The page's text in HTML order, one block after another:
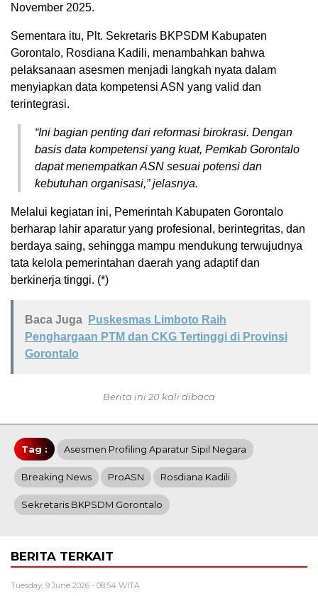
November 2025.
Sementara itu, Plt. Sekretaris BKPSDM Kabupaten
Gorontalo, Rosdiana Kadili, menambahkan bahwa
pelaksanaan asesmen menjadi langkah nyata dalam
menyiapkan data kompetensi ASN yang valid dan
terintegrasi.
“Ini bagian penting dari reformasi birokrasi. Dengan
basis data kompetensi yang kuat, Pemkab Gorontalo
dapat menempatkan ASN sesuai potensi dan
kebutuhan organisasi,” jelasnya.
Melalui kegiatan ini, Pemerintah Kabupaten Gorontalo
berharap lahir aparatur yang profesional, berintegritas, dan
berdaya saing, sehingga mampu mendukung terwujudnya
tata kelola pemerintahan daerah yang adaptif dan
berkinerja tinggi. (*)
Baca Juga
Puskesmas Limboto Raih
Penghargaan PTM dan CKG Tertinggi di Provinsi
Gorontalo
Berita ini 20 kali dibaca
Tag : Asesmen Profiling Aparatur Sipil Negara
Breaking News ProASN Rosdiana Kadili
Sekretaris BKPSDM Gorontalo
BERITA TERKAIT
Tuesday, 9 June 2026 - 08:54 WITA